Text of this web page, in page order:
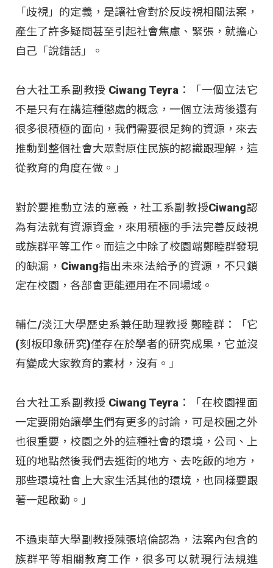
「歧視」的定義，是讓社會對於反歧視相關法案，
產生了許多疑問甚至引起社會焦慮、緊張，就擔心
自己「說錯話」。
台大社工系副教授 Ciwang Teyra：「一個立法它
不是只有在講這種懲處的概念，一個立法背後還有
很多很積極的面向，我們需要很足夠的資源，來去
推動到整個社會大眾對原住民族的認識跟理解，這
從教育的角度在做。」
對於要推動立法的意義，社工系副教授Ciwang認
為有法就有資源資金，來用積極的手法完善反歧視
或族群平等工作。而這之中除了校園端鄭睦群發現
的缺漏，Ciwang指出未來法給予的資源，不只鎖
定在校園，各部會更能運用在不同場域。
輔仁/淡江大學歷史系兼任助理教授 鄭睦群：「它
(刻板印象研究)僅存在於學者的研究成果，它並沒
有變成大家教育的素材，沒有。」
台大社工系副教授 Ciwang Teyra：「在校園裡面
一定要開始讓學生們有更多的討論，可是校園之外
也很重要，校園之外的這種社會的環境，公司、上
班的地點然後我們去逛街的地方、去吃飯的地方，
那些環境社會上大家生活其他的環境，也同樣要跟
著一起啟動。」
不過東華大學副教授陳張培倫認為，法案內包含的
族群平等相關教育工作，很多可以就現行法規進